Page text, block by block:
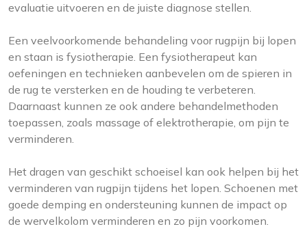
evaluatie uitvoeren en de juiste diagnose stellen.
Een veelvoorkomende behandeling voor rugpijn bij lopen
en staan is fysiotherapie. Een fysiotherapeut kan
oefeningen en technieken aanbevelen om de spieren in
de rug te versterken en de houding te verbeteren.
Daarnaast kunnen ze ook andere behandelmethoden
toepassen, zoals massage of elektrotherapie, om pijn te
verminderen.
Het dragen van geschikt schoeisel kan ook helpen bij het
verminderen van rugpijn tijdens het lopen. Schoenen met
goede demping en ondersteuning kunnen de impact op
de wervelkolom verminderen en zo pijn voorkomen.